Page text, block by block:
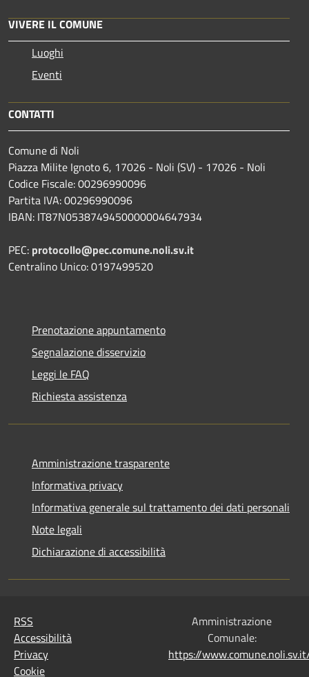
VIVERE IL COMUNE
Luoghi
Eventi
CONTATTI
Comune di Noli
Piazza Milite Ignoto 6, 17026 - Noli (SV) - 17026 - Noli
Codice Fiscale: 00296990096
Partita IVA: 00296990096
IBAN: IT87N0538749450000004647934
PEC: protocollo@pec.comune.noli.sv.it
Centralino Unico: 0197499520
Prenotazione appuntamento
Segnalazione disservizio
Leggi le FAQ
Richiesta assistenza
Amministrazione trasparente
Informativa privacy
Informativa generale sul trattamento dei dati personali
Note legali
Dichiarazione di accessibilità
RSS
Accessibilità
Privacy
Cookie
Amministrazione
Comunale:
https://